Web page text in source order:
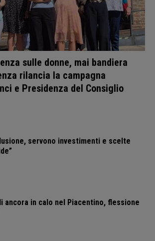
sulle donne, mai bandiera
rilancia la campagna
e Presidenza del Consiglio
servono investimenti e scelte
ancora in calo nel Piacentino, flessione